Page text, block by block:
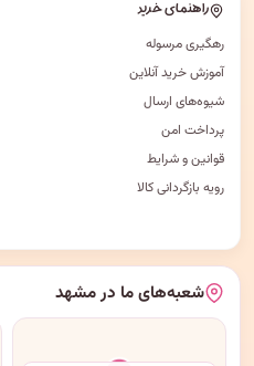
راهنمای خرید
رهگیری مرسوله
آموزش خرید آنلاین
شیوه‌های ارسال
پرداخت امن
قوانین و شرایط
رویه بازگردانی کالا
شعبه‌های ما در مشهد